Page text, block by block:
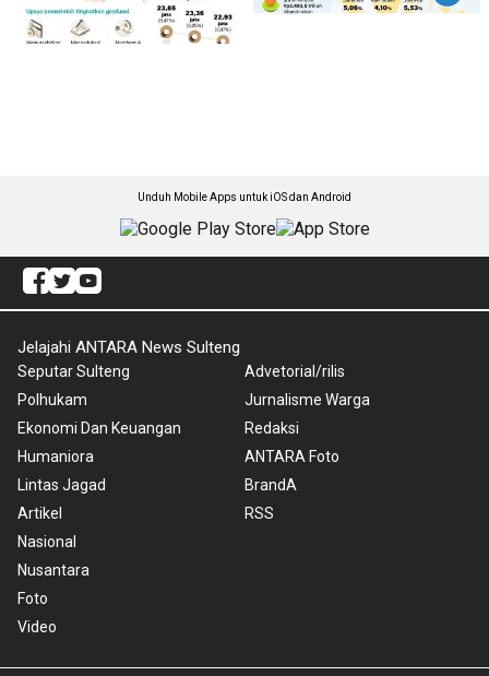
Unduh Mobile Apps untuk iOS dan Android
Jelajahi ANTARA News Sulteng
Seputar Sulteng
Polhukam
Ekonomi Dan Keuangan
Humaniora
Lintas Jagad
Artikel
Nasional
Nusantara
Foto
Video
Advetorial/rilis
Jurnalisme Warga
Redaksi
ANTARA Foto
BrandA
RSS